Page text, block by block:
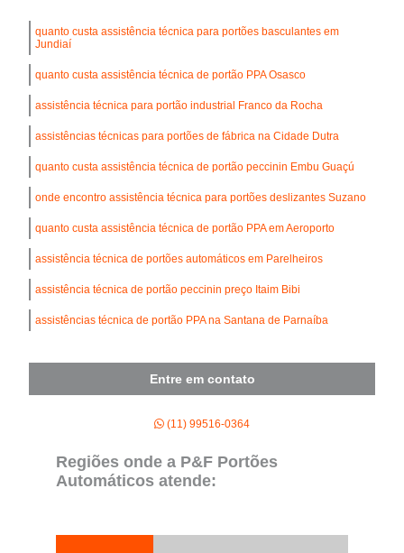
quanto custa assistência técnica para portões basculantes em
Jundiaí
quanto custa assistência técnica de portão PPA Osasco
assistência técnica para portão industrial Franco da Rocha
assistências técnicas para portões de fábrica na Cidade Dutra
quanto custa assistência técnica de portão peccinin Embu Guaçú
onde encontro assistência técnica para portões deslizantes Suzano
quanto custa assistência técnica de portão PPA em Aeroporto
assistência técnica de portões automáticos em Parelheiros
assistência técnica de portão peccinin preço Itaim Bibi
assistências técnica de portão PPA na Santana de Parnaíba
Entre em contato
(11) 99516-0364
Regiões onde a P&F Portões
Automáticos atende: